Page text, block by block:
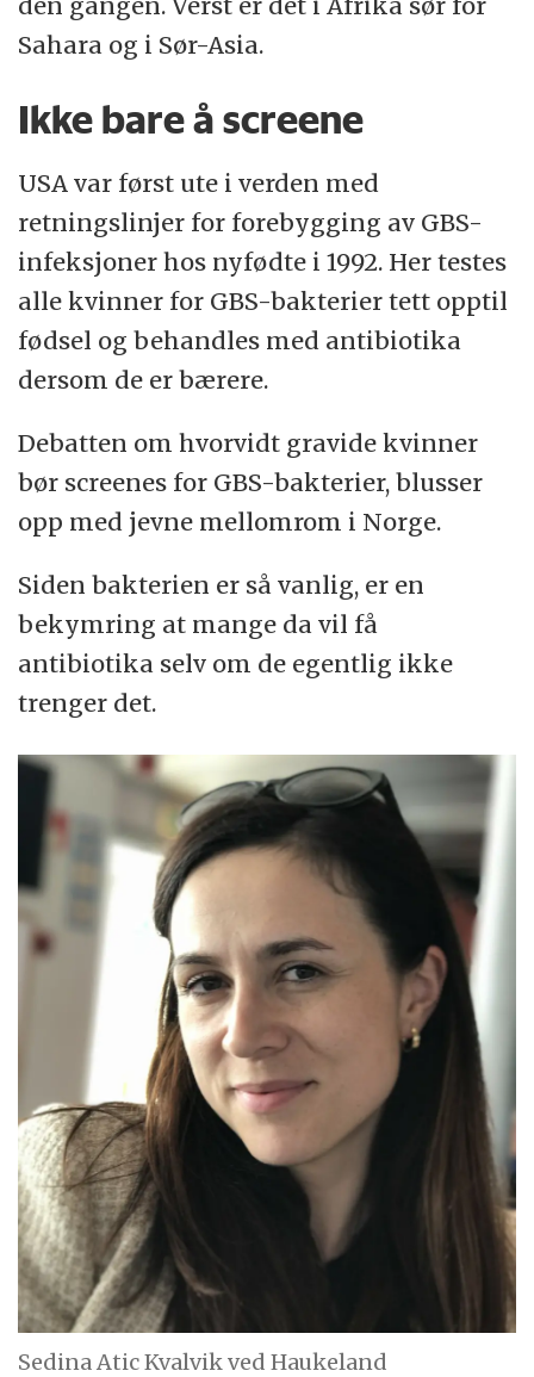
Sahara og i Sør-Asia.
Ikke bare å screene
USA var først ute i verden med
retningslinjer for forebygging av GBS-
infeksjoner hos nyfødte i 1992. Her testes
alle kvinner for GBS-bakterier tett opptil
fødsel og behandles med antibiotika
dersom de er bærere.
Debatten om hvorvidt gravide kvinner
bør screenes for GBS-bakterier, blusser
opp med jevne mellomrom i Norge.
Siden bakterien er så vanlig, er en
bekymring at mange da vil få
antibiotika selv om de egentlig ikke
trenger det.
Sedina Atic Kvalvik ved Haukeland